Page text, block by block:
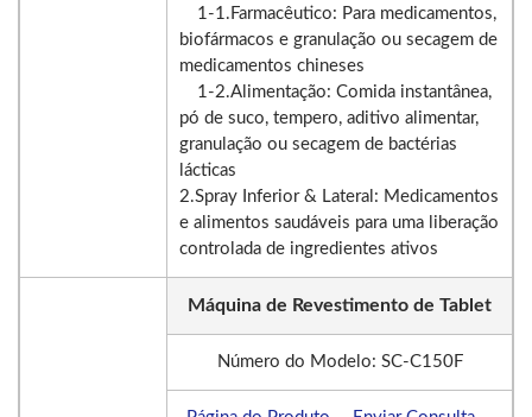
1-1.Farmacêutico: Para medicamentos,
biofármacos e granulação ou secagem de
medicamentos chineses
1-2.Alimentação: Comida instantânea,
pó de suco, tempero, aditivo alimentar,
granulação ou secagem de bactérias
lácticas
2.Spray Inferior & Lateral: Medicamentos
e alimentos saudáveis para uma liberação
controlada de ingredientes ativos
Máquina de Revestimento de Tablet
Número do Modelo: SC-C150F